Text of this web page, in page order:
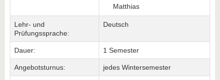
Matthias
Lehr- und
Prüfungssprache:
Deutsch
Dauer: 1 Semester
Angebotsturnus: jedes Wintersemester